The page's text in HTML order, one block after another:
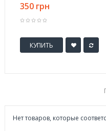
350 грн
КУПИТЬ
Нет товаров, которые